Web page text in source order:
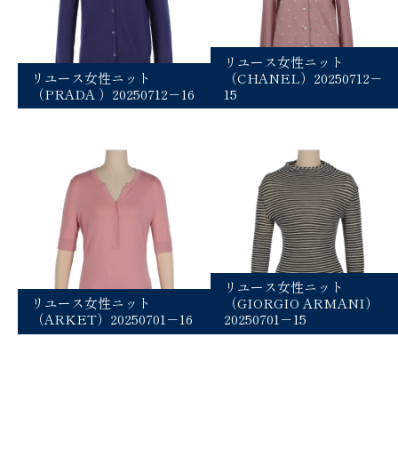
リユース女性ニット
（PRADA ）20250712－16
リユース女性ニット
（CHANEL）20250712－
15
リユース女性ニット
（ARKET）20250701－16
リユース女性ニット
（GIORGIO ARMANI）
20250701－15